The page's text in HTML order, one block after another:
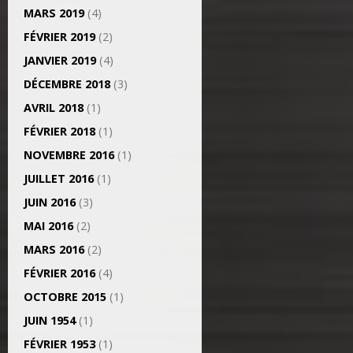
MARS 2019(4)
FÉVRIER 2019(2)
JANVIER 2019(4)
DÉCEMBRE 2018(3)
AVRIL 2018(1)
FÉVRIER 2018(1)
NOVEMBRE 2016(1)
JUILLET 2016(1)
JUIN 2016(3)
MAI 2016(2)
MARS 2016(2)
FÉVRIER 2016(4)
OCTOBRE 2015 (1)
JUIN 1954(1)
FÉVRIER 1953(1)